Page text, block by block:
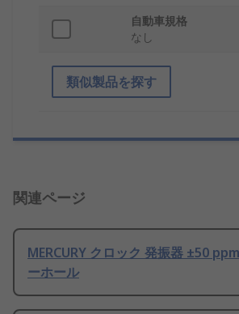
自動車規格
なし
類似製品を探す
関連ページ
MERCURY クロック 発振器 ±50
ーホール